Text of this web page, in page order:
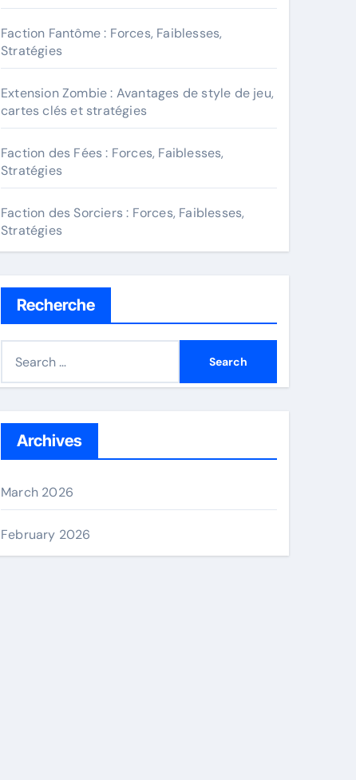
Faction Fantôme : Forces, Faiblesses,
Stratégies
Extension Zombie : Avantages de style de jeu,
cartes clés et stratégies
Faction des Fées : Forces, Faiblesses,
Stratégies
Faction des Sorciers : Forces, Faiblesses,
Stratégies
Recherche
h
f
o
r
Archives
March 2026
February 2026